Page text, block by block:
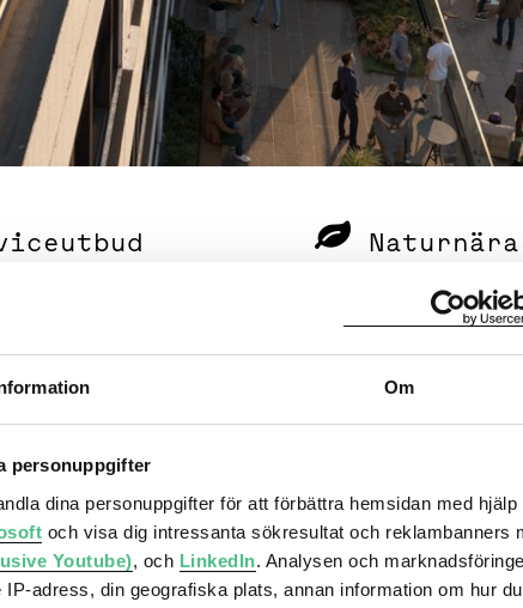
Om
personuppgifter
dina personuppgifter för att förbättra hemsidan med hjälp
och visa dig intressanta sökresultat och reklambanners
Youtube), och LinkedIn. Analysen och
adress, din geografiska plats, annan information om hur du
Bad, utegym,
ligger